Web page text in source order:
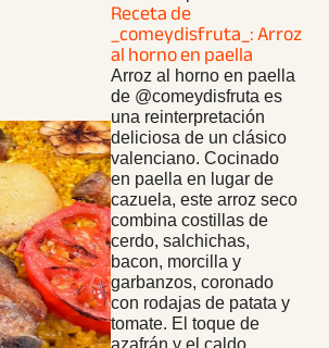
Receta de
_comeydisfruta_: Arroz
al horno en paella
Arroz al horno en paella
de @comeydisfruta es
una reinterpretación
deliciosa de un clásico
valenciano. Cocinado
en paella en lugar de
cazuela, este arroz seco
combina costillas de
cerdo, salchichas,
bacon, morcilla y
garbanzos, coronado
con rodajas de patata y
tomate. El toque de